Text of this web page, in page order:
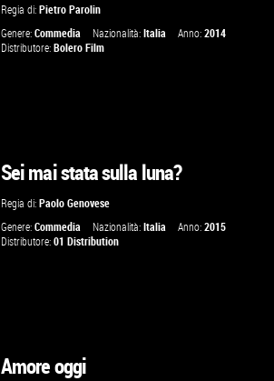
Regia di:Pietro Parolin
Genere:Commedia Nazionalità:Italia Anno:2014
Distributore:Bolero Film
Sei mai stata sulla luna?
Regia di:Paolo Genovese
Genere:Commedia Nazionalità:Italia Anno:2015
Distributore:01 Distribution
Amore oggi